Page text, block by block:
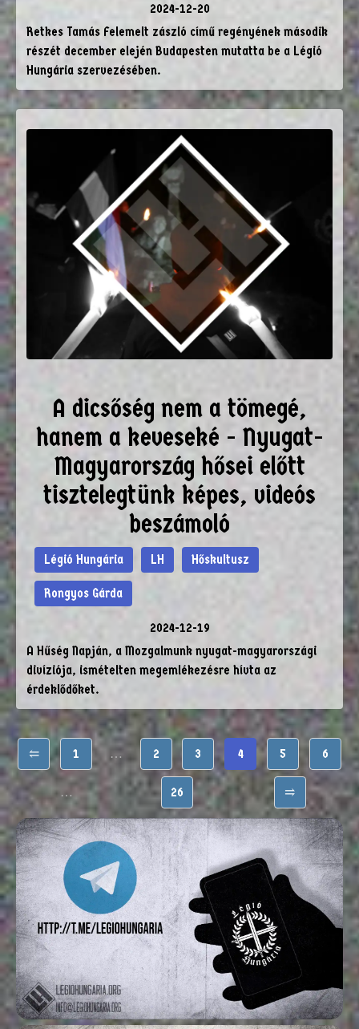
2024-12-20
Retkes Tamás Felemelt zászló című regényének második
részét december elején Budapesten mutatta be a Légió
Hungária szervezésében.
A dicsőség nem a tömegé,
hanem a keveseké - Nyugat-
Magyarország hősei előtt
tisztelegtünk képes, videós
beszámoló
Légió Hungária LH Hőskultusz
Rongyos Gárda
2024-12-19
A Hűség Napján, a Mozgalmunk nyugat-magyarországi
divíziója, ismételten megemlékezésre hívta az
érdeklődőket.
⥢ 1 … 2 3 4 5 6
… 26 ⥤